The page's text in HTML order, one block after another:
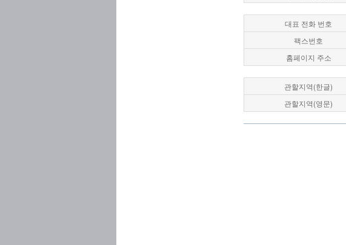
대표 전화 번호
팩스번호
홈페이지 주소
관할지역(한글)
관할지역(영문)